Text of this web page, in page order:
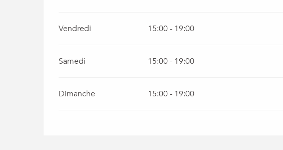
Vendredi 15:00 - 19:00
Samedi 15:00 - 19:00
Dimanche 15:00 - 19:00